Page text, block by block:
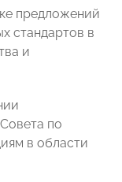
предложений
стандартов в
и
по
в области